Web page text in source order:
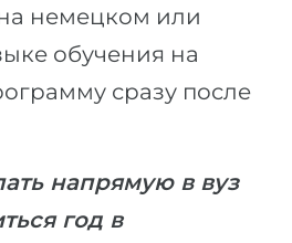
немецком или
обучения на
сразу после
напрямую в вуз
год в